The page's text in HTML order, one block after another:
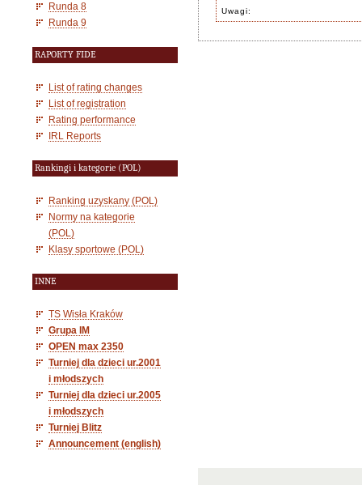
Runda 8
Runda 9
RAPORTY FIDE
List of rating changes
List of registration
Rating performance
IRL Reports
Rankingi i kategorie (POL)
Ranking uzyskany (POL)
Normy na kategorie
(POL)
Klasy sportowe (POL)
INNE
TS Wisła Kraków
Grupa IM
OPEN max 2350
Turniej dla dzieci ur.2001
i młodszych
Turniej dla dzieci ur.2005
i młodszych
Turniej Blitz
Announcement (english)
Uwagi: